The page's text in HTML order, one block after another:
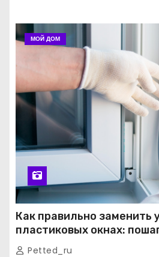
МОЙ ДОМ
Как правильно заменить
пластиковых окнах:
руководство от экспертов
Petted_ru